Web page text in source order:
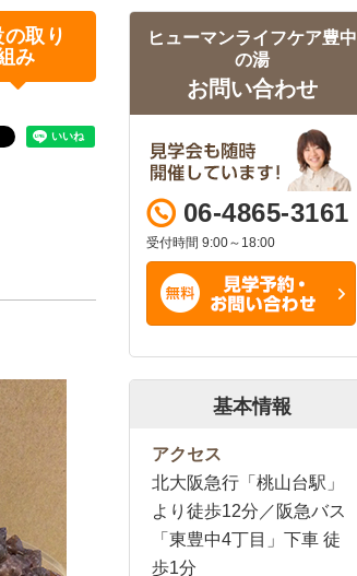
取り
み
ヒューマンライフケア豊中
の湯
お問い合わせ
06-4865-3161
受付時間 9:00～18:00
基本情報
アクセス
北大阪急行「桃山台駅」
より徒歩12分／阪急バス
「東豊中4丁目」下車 徒
歩1分